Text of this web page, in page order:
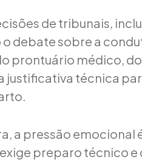
de tribunais,
debate sobre a
prontuário médico,
justificativa técnica
a pressão emocional
preparo técnico